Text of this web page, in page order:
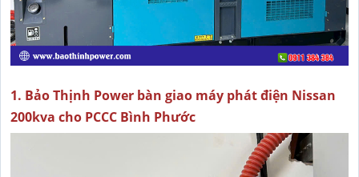
1. Bảo Thịnh Power bàn giao máy phát điện Nissan
200kva cho PCCC Bình Phước